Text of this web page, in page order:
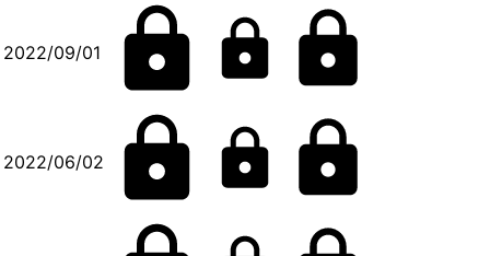
2022/09/01
2022/06/02